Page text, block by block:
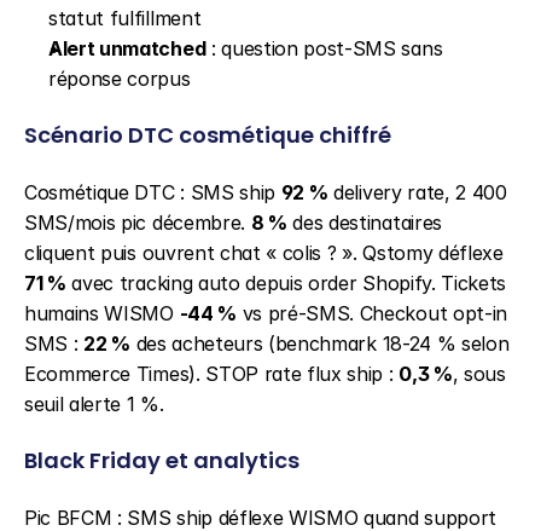
statut fulfillment
Alert unmatched : question post-SMS sans
réponse corpus
Scénario DTC cosmétique chiffré
Cosmétique DTC : SMS ship 92 % delivery rate, 2 400
SMS/mois pic décembre. 8 % des destinataires
cliquent puis ouvrent chat « colis ? ». Qstomy déflexe
71 % avec tracking auto depuis order Shopify. Tickets
humains WISMO -44 % vs pré-SMS. Checkout opt-in
SMS : 22 % des acheteurs (benchmark 18-24 % selon
Ecommerce Times). STOP rate flux ship : 0,3 %, sous
seuil alerte 1 %.
Black Friday et analytics
Pic BFCM : SMS ship déflexe WISMO quand support